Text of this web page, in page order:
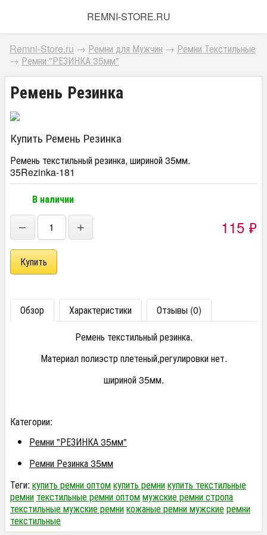
REMNI-STORE.RU
Remni-Store.ru → Ремни для Мужчин → Ремни Текстильные
→ Ремни "РЕЗИНКА 35мм"
Ремень Резинка
Купить Ремень Резинка
Ремень текстильный резинка, шириной 35мм.
35Rezinka-181
В наличии
− + 115 ₽
Обзор Характеристики
Отзывы (0)
Ремень текстильный резинка.
Материал полиэстр плетеный,регулировки нет.
шириной 35мм.
Категории:
Ремни "РЕЗИНКА 35мм"
Ремни Резинка 35мм
Теги: купить ремни оптомкупить ремникупить текстильные
ремни текстильные ремни оптоммужские ремни стропа
текстильные мужские ремникожаные ремни мужскиеремни
текстильные